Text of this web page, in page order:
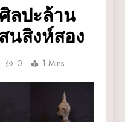
ลปะล้าน
นสิงห์สอง
0 1 Mins